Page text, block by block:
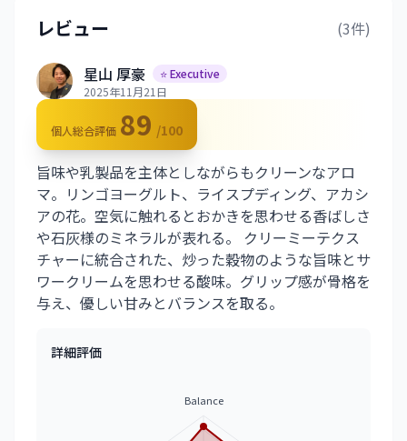
レビュー (3件)
星山 厚豪
⭐ Executive
2025年11月21日
個人総合評価 89 /100
旨味や乳製品を主体としながらもクリーンなアロ
マ。リンゴヨーグルト、ライスプディング、アカシ
アの花。空気に触れるとおかきを思わせる香ばしさ
や石灰様のミネラルが表れる。 クリーミーテクス
チャーに統合された、炒った穀物のような旨味とサ
ワークリームを思わせる酸味。グリップ感が骨格を
与え、優しい甘みとバランスを取る。
詳細評価
Balance